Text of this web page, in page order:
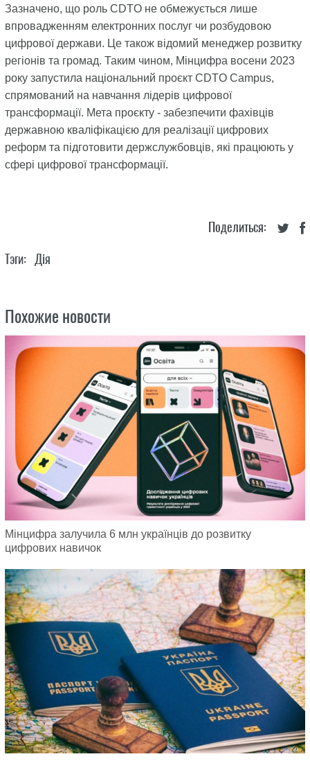
Зазначено, що роль CDTO не обмежується лише
впровадженням електронних послуг чи розбудовою
цифрової держави. Це також відомий менеджер розвитку
регіонів та громад. Таким чином, Мінцифра восени 2023
року запустила національний проєкт CDTO Campus,
спрямований на навчання лідерів цифрової
трансформації. Мета проєкту - забезпечити фахівців
державною кваліфікацією для реалізації цифрових
реформ та підготовити держслужбовців, які працюють у
сфері цифрової трансформації.
Поделиться:
Тэги: Дія
Похожие новости
Мінцифра залучила 6 млн українців до розвитку
цифрових навичок